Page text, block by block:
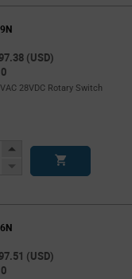
(USD)
28VDC Rotary Switch
Increase
Decrease
(USD)